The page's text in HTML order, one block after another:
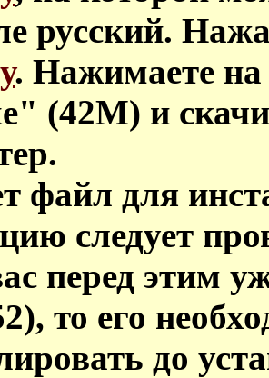
русский.
. Нажимаете
(42M) и
файл для
следует
перед этим
то его
до